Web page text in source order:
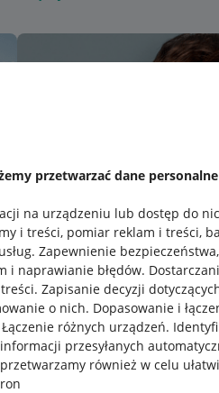
przetwarzać dane
na urządzeniu lub dostęp do
i treści, pomiar reklam i treści,
. Zapewnienie bezpieczeństwa,
i naprawianie błędów.
. Zapisanie decyzji
o nich. Dopasowanie i
Łączenie różnych urządzeń.
przesyłanych
również w celu
aplikację